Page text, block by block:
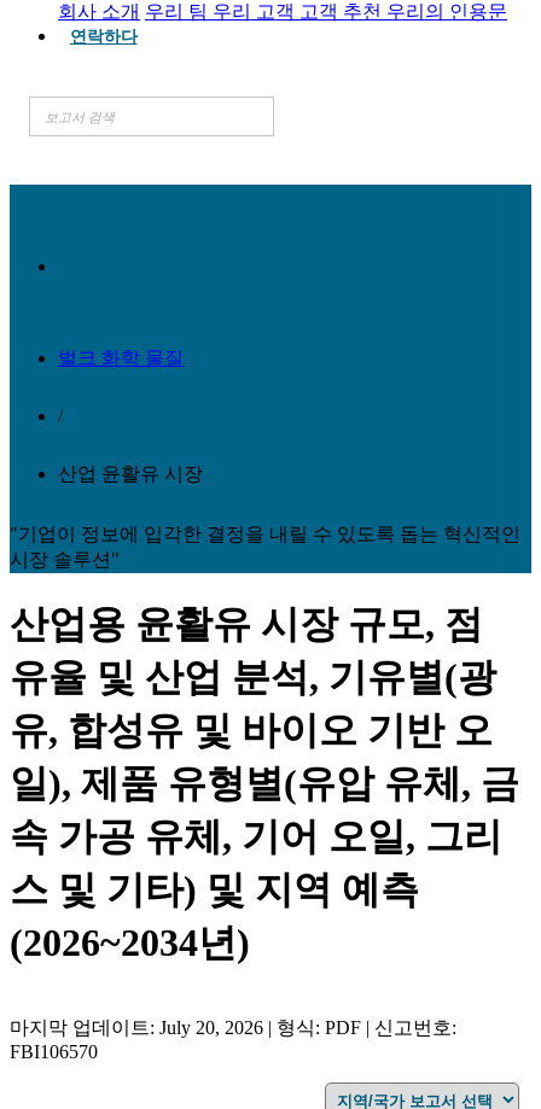
회사 소개 우리 팀 우리 고객 고객 추천 우리의 인용문
연락하다
벌크 화학 물질
/
산업 윤활유 시장
"기업이 정보에 입각한 결정을 내릴 수 있도록 돕는 혁신적인
시장 솔루션"
산업용 윤활유 시장 규모, 점
유율 및 산업 분석, 기유별(광
유, 합성유 및 바이오 기반 오
일), 제품 유형별(유압 유체, 금
속 가공 유체, 기어 오일, 그리
스 및 기타) 및 지역 예측
(2026~2034년)
마지막 업데이트: July 20, 2026 | 형식: PDF | 신고번호:
FBI106570